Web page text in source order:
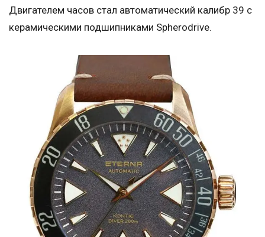
Двигателем часов стал автоматический калибр 39 с
керамическими подшипниками Spherodrive.